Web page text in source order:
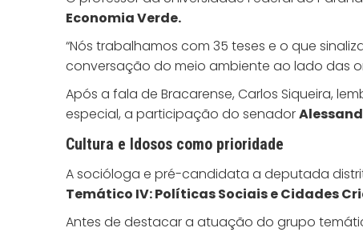
Economia Verde.
“Nós trabalhamos com 35 teses e o que
conversação do meio ambiente ao lado das
Após a fala de Bracarense, Carlos Siqueira,
especial, a participação do senador
Cultura e Idosos como prioridade
A socióloga e pré-candidata a deputada
Temático IV: Políticas Sociais e Cidades
Antes de destacar a atuação do grupo